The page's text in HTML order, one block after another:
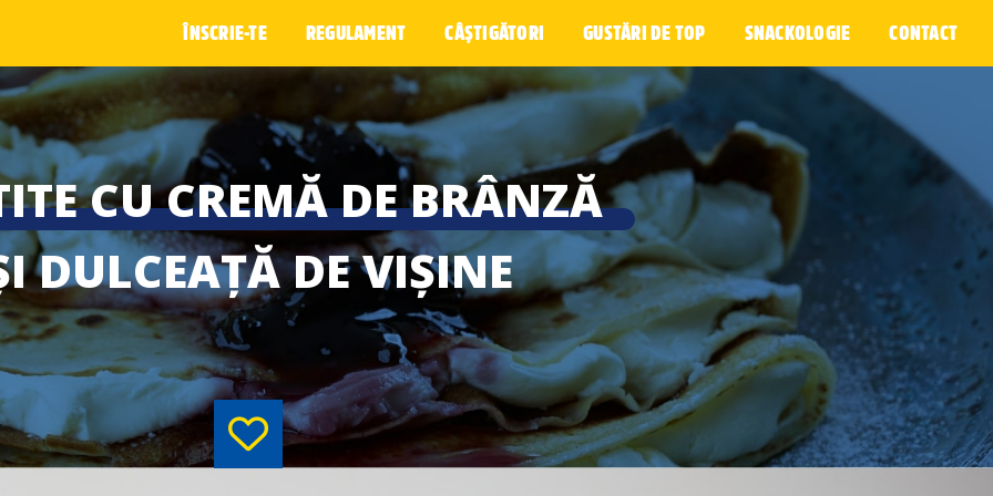
ÎNSCRIE-TE REGULAMENT CÂȘTIGĂTORI GUSTĂRI DE TOP SNACKOLOGIE CONTACT
CU CREMĂ DE BRÂNZĂ
DULCEAȚĂ DE VIȘINE